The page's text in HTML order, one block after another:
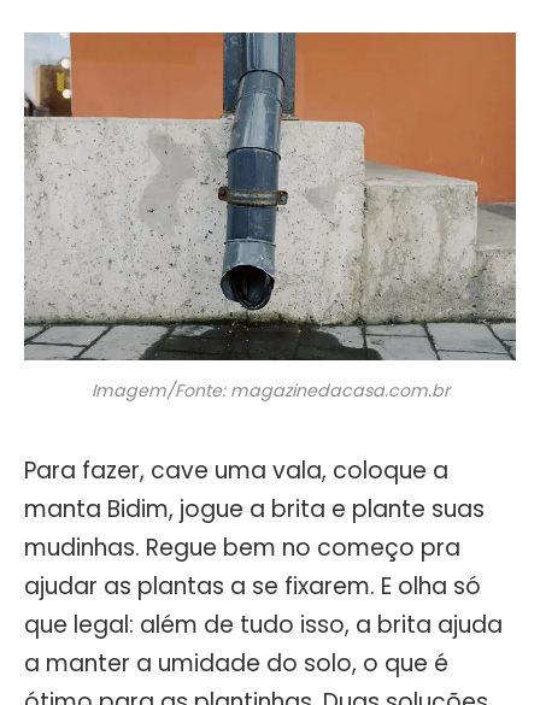
Imagem/Fonte: magazinedacasa.com.br
Para fazer, cave uma vala, coloque a
manta Bidim, jogue a brita e plante suas
mudinhas. Regue bem no começo pra
ajudar as plantas a se fixarem. E olha só
que legal: além de tudo isso, a brita ajuda
a manter a umidade do solo, o que é